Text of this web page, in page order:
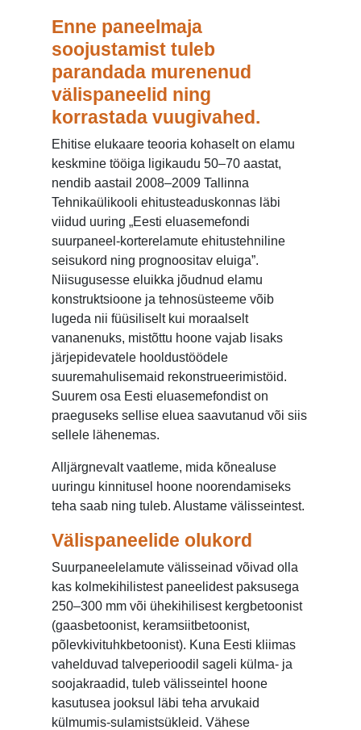
Enne paneelmaja
soojustamist tuleb
parandada murenenud
välispaneelid ning
korrastada vuugivahed.
Ehitise elukaare teooria kohaselt on elamu
keskmine tööiga ligikaudu 50–70 aastat,
nendib aastail 2008–2009 Tallinna
Tehnikaülikooli ehitusteaduskonnas läbi
viidud uuring „Eesti eluasemefondi
suurpaneel-korterelamute ehitustehniline
seisukord ning prognoositav eluiga”.
Niisugusesse eluikka jõudnud elamu
konstruktsioone ja tehnosüsteeme võib
lugeda nii füüsiliselt kui moraalselt
vananenuks, mistõttu hoone vajab lisaks
järjepidevatele hooldustöödele
suuremahulisemaid rekonstrueerimistöid.
Suurem osa Eesti eluasemefondist on
praeguseks sellise eluea saavutanud või siis
sellele lähenemas.
Alljärgnevalt vaatleme, mida kõnealuse
uuringu kinnitusel hoone noorendamiseks
teha saab ning tuleb. Alustame välisseintest.
Välispaneelide olukord
Suurpaneelelamute välisseinad võivad olla
kas kolmekihilistest paneelidest paksusega
250–300 mm või ühekihilisest kergbetoonist
(gaasbetoonist, keramsiitbetoonist,
põlevkivituhkbetoonist). Kuna Eesti kliimas
vahelduvad talveperioodil sageli külma- ja
soojakraadid, tuleb välisseintel hoone
kasutusea jooksul läbi teha arvukaid
külmumis-sulamistsükleid. Vähese